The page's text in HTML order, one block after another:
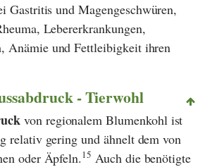
Gastritis und Magengeschwüren,
Lebererkrankungen,
Anämie und Fettleibigkeit ihren
- Tierwohl
von regionalem Blumenkohl ist
relativ gering und ähnelt dem von
oder Äpfeln.15 Auch die benötigte